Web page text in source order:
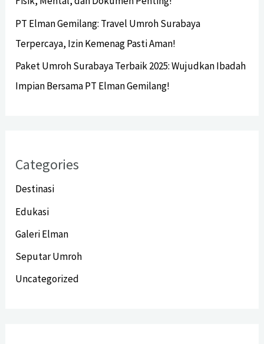
PT Elman Gemilang: Travel Umroh Surabaya
Terpercaya, Izin Kemenag Pasti Aman!
Paket Umroh Surabaya Terbaik 2025: Wujudkan Ibadah
Impian Bersama PT Elman Gemilang!
Categories
Destinasi
Edukasi
Galeri Elman
Seputar Umroh
Uncategorized